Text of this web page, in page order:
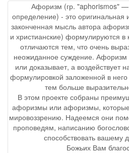
Афоризм (гр. "aphorismos" —
определение) - это оригинальная
законченная мысль автора
и христианские) формулируются в
отличаются тем, что очень
неожиданное суждение. Афоризм
или доказывает, а воздействует
формулировкой заложенной в
тем больше
В этом проекте собраны
афоризмы или афоризмы, которые
мировоззрению. Надеемся они
проповедям, написанию
способствовать вашему
Божьих Вам